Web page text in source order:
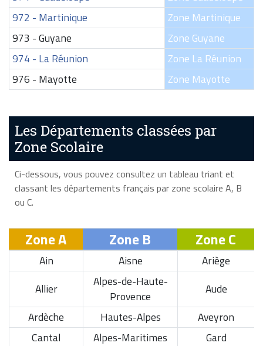
972 - Martinique
Zone Martinique
973 - Guyane
Zone Guyane
974 - La Réunion
Zone La Réunion
976 - Mayotte
Zone Mayotte
Les Départements classées par
Zone Scolaire
Ci-dessous, vous pouvez consultez un tableau triant et
classant les départements français par zone scolaire A, B
ou C.
Zone A Zone B Zone C
Ain Aisne
Ariège
Allier
Alpes-de-Haute-
Provence
Aude
Ardèche
Hautes-Alpes
Aveyron
Cantal
Alpes-Maritimes
Gard